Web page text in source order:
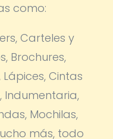
como:
Carteles y
Brochures,
Cintas
Indumentaria,
Mochilas,
más, todo